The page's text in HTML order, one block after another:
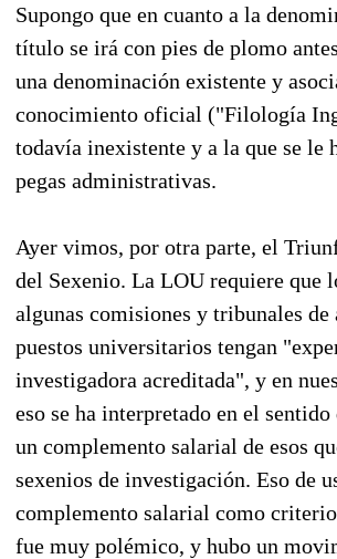
Supongo que en cuanto a la
título se irá con pies de plomo
una denominación existente y
conocimiento oficial ("Filología
todavía inexistente y a la que se le
pegas administrativas.
Ayer vimos, por otra parte, el
del Sexenio. La LOU requiere que
algunas comisiones y tribunales de
puestos universitarios tengan
investigadora acreditada", y en
eso se ha interpretado en el sentido
un complemento salarial de esos
sexenios de investigación. Eso de
complemento salarial como
fue muy polémico, y hubo un